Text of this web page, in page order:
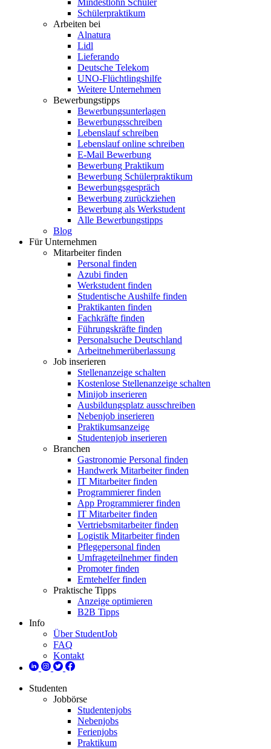
Mindestlohn Schüler
Schülerpraktikum
Arbeiten bei
Alnatura
Lidl
Lieferando
Deutsche Telekom
UNO-Flüchtlingshilfe
Weitere Unternehmen
Bewerbungstipps
Bewerbungsunterlagen
Bewerbungsschreiben
Lebenslauf schreiben
Lebenslauf online schreiben
E-Mail Bewerbung
Bewerbung Praktikum
Bewerbung Schülerpraktikum
Bewerbungsgespräch
Bewerbung zurückziehen
Bewerbung als Werkstudent
Alle Bewerbungstipps
Blog
Für Unternehmen
Mitarbeiter finden
Personal finden
Azubi finden
Werkstudent finden
Studentische Aushilfe finden
Praktikanten finden
Fachkräfte finden
Führungskräfte finden
Personalsuche Deutschland
Arbeitnehmerüberlassung
Job inserieren
Stellenanzeige schalten
Kostenlose Stellenanzeige schalten
Minijob inserieren
Ausbildungsplatz ausschreiben
Nebenjob inserieren
Praktikumsanzeige
Studentenjob inserieren
Branchen
Gastronomie Personal finden
Handwerk Mitarbeiter finden
IT Mitarbeiter finden
Programmierer finden
App Programmierer finden
IT Mitarbeiter finden
Vertriebsmitarbeiter finden
Logistik Mitarbeiter finden
Pflegepersonal finden
Umfrageteilnehmer finden
Promoter finden
Erntehelfer finden
Praktische Tipps
Anzeige optimieren
B2B Tipps
Info
Über StudentJob
FAQ
Kontakt
Studenten
Jobbörse
Studentenjobs
Nebenjobs
Ferienjobs
Praktikum